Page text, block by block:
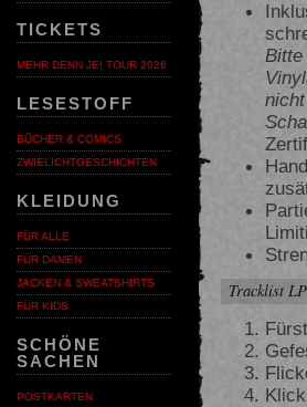
TICKETS
MEHR DENN JE! TOUR 2026
LESESTOFF
BÜCHER & COMICS
ZWIELICHTGESCHICHTEN
KLEIDUNG
FÜR ALLE
FÜR DAMEN
JACKEN & SWEATSHIRTS
FÜR KIDS
SCHÖNE
SACHEN
POSTKARTEN
Bitte
Tracklist
Klick